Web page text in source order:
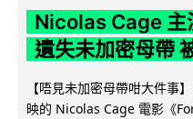
Nicolas Cage
遺失未加密母帶
【唔見未加密母帶咁大件事
映的 Nicolas Cage 電影《